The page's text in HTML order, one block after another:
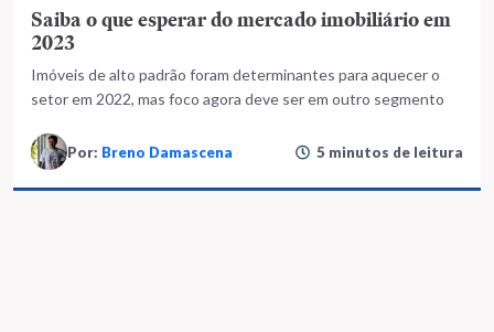
Saiba o que esperar do mercado imobiliário em
2023
Imóveis de alto padrão foram determinantes para aquecer o
setor em 2022, mas foco agora deve ser em outro segmento
Por: Breno Damascena 5 minutos de leitura